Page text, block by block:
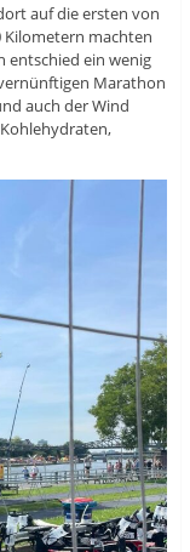
auf die ersten von
Kilometern machten
entschied ein wenig
Marathon
auch der Wind